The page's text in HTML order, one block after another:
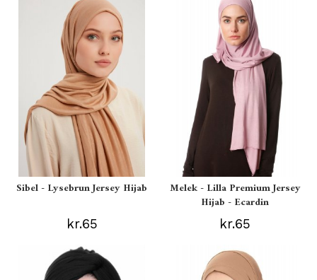
Sibel - Lysebrun Jersey Hijab
kr.65
Melek - Lilla Premium Jersey
Hijab - Ecardin
kr.65